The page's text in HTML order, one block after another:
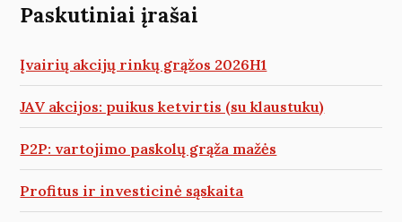
Paskutiniai įrašai
Įvairių akcijų rinkų grąžos 2026H1
JAV akcijos: puikus ketvirtis (su klaustuku)
P2P: vartojimo paskolų grąža mažės
Profitus ir investicinė sąskaita